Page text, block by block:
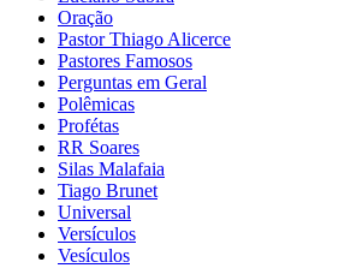
Oração
Pastor Thiago Alicerce
Pastores Famosos
Perguntas em Geral
Polêmicas
Profétas
RR Soares
Silas Malafaia
Tiago Brunet
Universal
Versículos
Vesículos